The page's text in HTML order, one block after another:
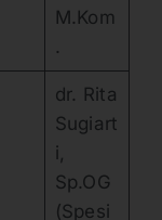
M.Kom
.
dr. Rita
Sugiart
i,
Sp.OG
(Spesi